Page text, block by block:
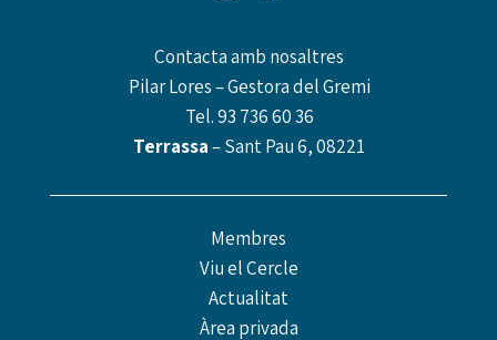
Contacta amb nosaltres
Pilar Lores – Gestora del Gremi
Tel.93 736 60 36
Terrassa– Sant Pau 6, 08221
Membres
Viu el Cercle
Actualitat
Àrea privada